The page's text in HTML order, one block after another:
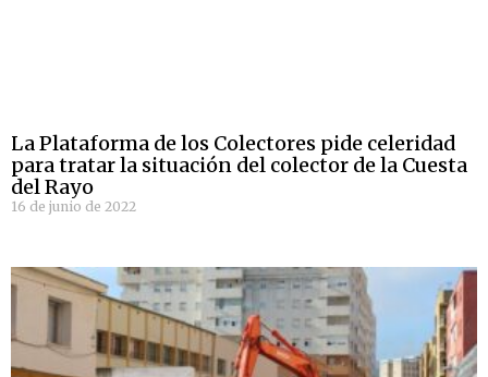
La Plataforma de los Colectores pide celeridad
para tratar la situación del colector de la Cuesta
del Rayo
16 de junio de 2022